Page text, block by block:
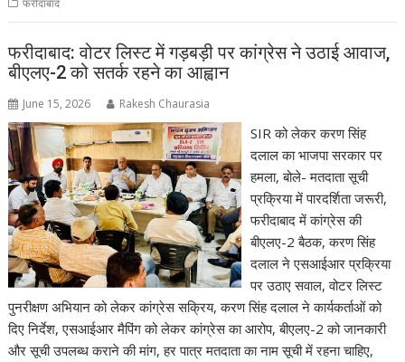
फरीदाबाद: वोटर लिस्ट में गड़बड़ी पर कांग्रेस ने उठाई आवाज,
बीएलए-2 को सतर्क रहने का आह्वान
June 15, 2026 Rakesh Chaurasia
SIR को लेकर करण सिंह
दलाल का भाजपा सरकार पर
हमला, बोले- मतदाता सूची
प्रक्रिया में पारदर्शिता जरूरी,
फरीदाबाद में कांग्रेस की
बीएलए-2 बैठक, करण सिंह
दलाल ने एसआईआर प्रक्रिया
पर उठाए सवाल, वोटर लिस्ट
पुनरीक्षण अभियान को लेकर कांग्रेस सक्रिय, करण सिंह दलाल ने कार्यकर्ताओं को
दिए निर्देश, एसआईआर मैपिंग को लेकर कांग्रेस का आरोप, बीएलए-2 को जानकारी
और सूची उपलब्ध कराने की मांग, हर पात्र मतदाता का नाम सूची में रहना चाहिए,